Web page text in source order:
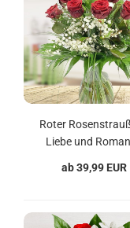
Roter
Liebe und
ab 39,99 EUR